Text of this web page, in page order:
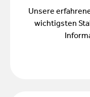
Unsere
wichtigsten